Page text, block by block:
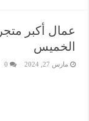
عمال أكبر
الخميس
مارس 27, 2024 0